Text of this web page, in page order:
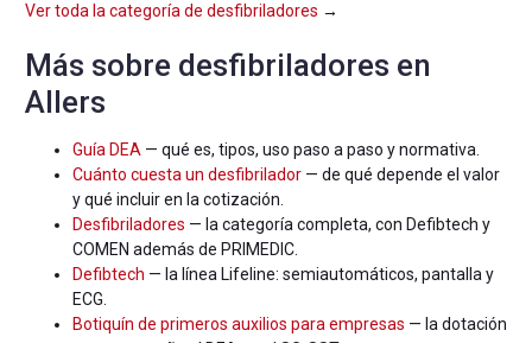
Ver toda la categoría de desfibriladores →
Más sobre desfibriladores en
Allers
Guía DEA — qué es, tipos, uso paso a paso y normativa.
Cuánto cuesta un desfibrilador— de qué depende el valor
y qué incluir en la cotización.
Desfibriladores — la categoría completa, con Defibtech y
COMEN además de PRIMEDIC.
Defibtech — la línea Lifeline: semiautomáticos, pantalla y
ECG.
Botiquín de primeros auxilios para empresas — la dotación